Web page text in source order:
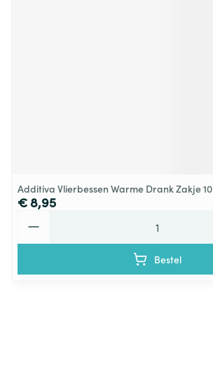
Additiva Vlierbessen Warme Drank Zakje 10
€ 8,95
Bestel